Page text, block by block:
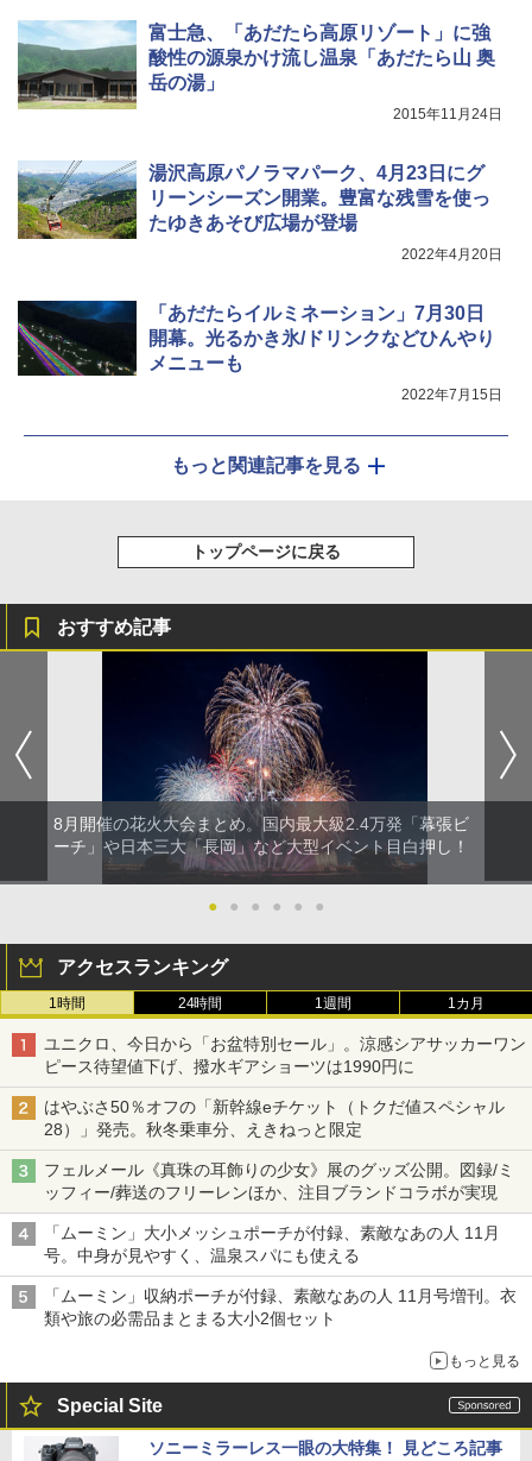
富士急、「あだたら高原リゾート」に強
酸性の源泉かけ流し温泉「あだたら山 奥
岳の湯」
2015年11月24日
湯沢高原パノラマパーク、4月23日にグ
リーンシーズン開業。豊富な残雪を使っ
たゆきあそび広場が登場
2022年4月20日
「あだたらイルミネーション」7月30日
開幕。光るかき氷/ドリンクなどひんやり
メニューも
2022年7月15日
もっと関連記事を見る
トップページに戻る
おすすめ記事
8月開催の花火大会まとめ。国内最大級2.4万発「幕張ビ
ーチ」や日本三大「長岡」など大型イベント目白押し！
● ● ● ● ● ●
アクセスランキング
1時間 24時間 1週間 1カ月
ユニクロ、今日から「お盆特別セール」。涼感シアサッカーワン
ピース待望値下げ、撥水ギアショーツは1990円に
はやぶさ50％オフの「新幹線eチケット（トクだ値スペシャル
28）」発売。秋冬乗車分、えきねっと限定
フェルメール《真珠の耳飾りの少女》展のグッズ公開。図録/ミ
ッフィー/葬送のフリーレンほか、注目ブランドコラボが実現
「ムーミン」大小メッシュポーチが付録、素敵なあの人 11月
号。中身が見やすく、温泉スパにも使える
「ムーミン」収納ポーチが付録、素敵なあの人 11月号増刊。衣
類や旅の必需品まとまる大小2個セット
もっと見る
Special Site
ソニーミラーレス一眼の大特集！ 見どころ記事